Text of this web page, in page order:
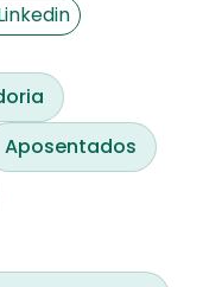
Aposentados